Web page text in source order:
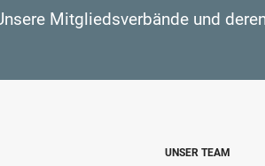
Mitgliedsverbände und
UNSER TEAM